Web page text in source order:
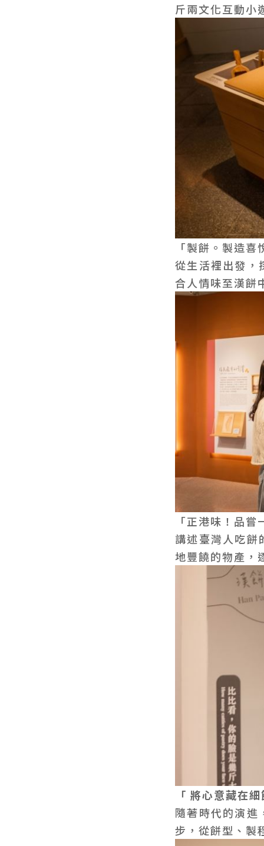
斤兩文化互動小
「製餅。製造
從生活裡出發，
合人情味至漢餅
「正港味！品
講述臺灣人吃餅
地豐饒的物產，
「 將心意藏在
隨著時代的演進
步，從餅型、製